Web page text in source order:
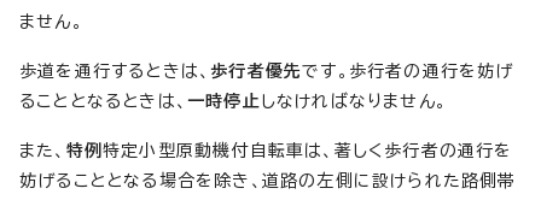
ません。
歩道を通行するときは、歩行者優先です。歩行者の通行を妨げ
ることとなるときは、 一時停止 しなければなりません。
また、 特例特定小型原動機付自転車は、著しく歩行者の通行を
妨げることとなる場合を除き、道路の左側に設けられた路側帯